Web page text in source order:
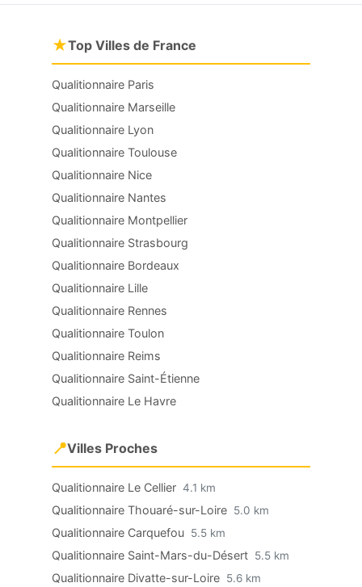
★Top Villes de France
Qualitionnaire Paris
Qualitionnaire Marseille
Qualitionnaire Lyon
Qualitionnaire Toulouse
Qualitionnaire Nice
Qualitionnaire Nantes
Qualitionnaire Montpellier
Qualitionnaire Strasbourg
Qualitionnaire Bordeaux
Qualitionnaire Lille
Qualitionnaire Rennes
Qualitionnaire Toulon
Qualitionnaire Reims
Qualitionnaire Saint-Étienne
Qualitionnaire Le Havre
📍Villes Proches
Qualitionnaire Le Cellier 4.1 km
Qualitionnaire Thouaré-sur-Loire 5.0 km
Qualitionnaire Carquefou 5.5 km
Qualitionnaire Saint-Mars-du-Désert 5.5 km
Qualitionnaire Divatte-sur-Loire 5.6 km